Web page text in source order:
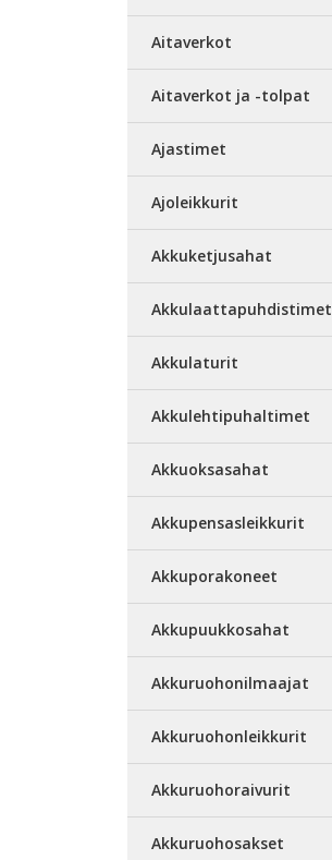
Aitaverkot
Aitaverkot ja -tolpat
Ajastimet
Ajoleikkurit
Akkuketjusahat
Akkulaattapuhdistimet
Akkulaturit
Akkulehtipuhaltimet
Akkuoksasahat
Akkupensasleikkurit
Akkuporakoneet
Akkupuukkosahat
Akkuruohonilmaajat
Akkuruohonleikkurit
Akkuruohoraivurit
Akkuruohosakset